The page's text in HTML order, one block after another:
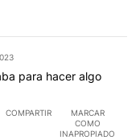
para hacer algo
COMPARTIR
MARCAR
COMO
INAPROPIADO